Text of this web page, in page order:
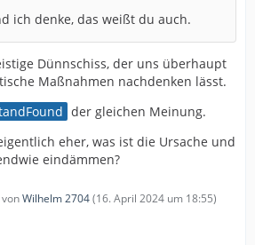
ich denke, das weißt du auch.
Dünnschiss, der uns überhaupt
Maßnahmen nachdenken lässt.
der gleichen Meinung.
eher, was ist die Ursache und
eindämmen?
Wilhelm 2704(16. April 2024 um 18:55)